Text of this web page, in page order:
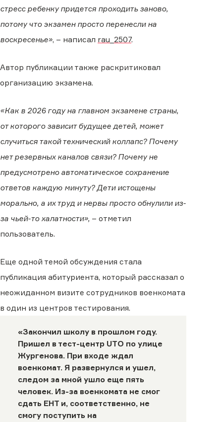
стресс ребенку придется проходить заново,
потому что экзамен просто перенесли на
воскресенье», – написал rau_2507.
Автор публикации также раскритиковал
организацию экзамена.
«Как в 2026 году на главном экзамене страны,
от которого зависит будущее детей, может
случиться такой технический коллапс? Почему
нет резервных каналов связи? Почему не
предусмотрено автоматическое сохранение
ответов каждую минуту? Дети истощены
морально, а их труд и нервы просто обнулили из-
за чьей-то халатности», – отметил
пользователь.
Еще одной темой обсуждения стала
публикация абитуриента, который рассказал о
неожиданном визите сотрудников военкомата
в один из центров тестирования.
«Закончил школу в прошлом году.
Пришел в тест-центр UTO по улице
Жургенова. При входе ждал
военкомат. Я развернулся и ушел,
следом за мной ушло еще пять
человек. Из-за военкомата не смог
сдать ЕНТ и, соответственно, не
смогу поступить на